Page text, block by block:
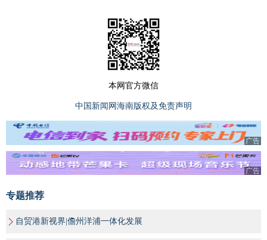
本网官方微信
中国新闻网海南版权及免责声明
广告
广告
专题推荐
自贸港新视界|儋州洋浦一体化发展